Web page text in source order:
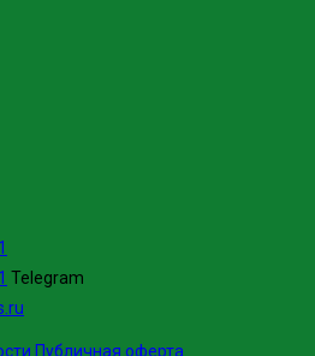
Telegram
Публичная оферта